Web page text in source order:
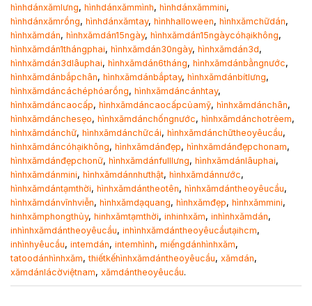
hìnhdánxămlưng, hìnhdánxămmình, hìnhdánxămmini,
hìnhdánxămrồng, hìnhdánxămtay, hìnhhalloween, hìnhxămchữdán,
hìnhxămdán, hìnhxămdán15ngày, hìnhxămdán15ngàycóhạikhông,
hìnhxămdán1thángphai, hìnhxămdán30ngày, hìnhxămdán3d,
hìnhxămdán3dlâuphai, hìnhxămdán6tháng, hìnhxămdánbằngnước,
hìnhxămdánbắpchân, hìnhxămdánbắptay, hìnhxămdánbítlưng,
hìnhxămdáncáchéphóarồng, hìnhxămdáncánhtay,
hìnhxămdáncaocấp, hìnhxămdáncaocấpcủamỹ, hìnhxămdánchân,
hìnhxămdánchesẹo, hìnhxămdánchốngnước, hìnhxămdánchotrẻem,
hìnhxămdánchữ, hìnhxămdánchữcái, hìnhxămdánchữtheoyêucầu,
hìnhxămdáncóhạikhông, hìnhxămdánđẹp, hìnhxămdánđẹpchonam,
hìnhxămdánđẹpchonữ, hìnhxămdánfulllưng, hìnhxămdánlâuphai,
hìnhxămdánmini, hìnhxămdánnhưthật, hìnhxămdánnước,
hìnhxămdántạmthời, hìnhxămdántheotên, hìnhxămdántheoyêucầu,
hìnhxămdánvĩnhviễn, hìnhxămdạquang, hìnhxămđẹp, hìnhxămmini,
hinhxămphongthủy, hinhxămtạmthời, inhinhxăm, inhìnhxămdán,
inhìnhxămdántheoyêucầu, inhìnhxămdántheoyêucầutạihcm,
inhìnhyêucầu, intemdán, intemhình, miếngdánhìnhxăm,
tatoodánhìnhxăm,thiếtkếhìnhxămdántheoyêucầu, xămdán,
xămdánlácờviệtnam, xămdántheoyêucầu.